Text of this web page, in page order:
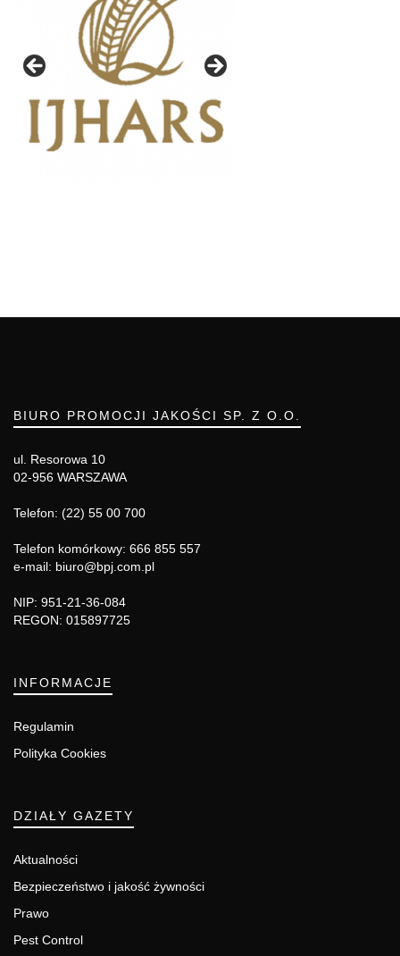
BIURO PROMOCJI JAKOŚCI SP. Z O.O.
ul. Resorowa 10
02-956 WARSZAWA
Telefon: (22) 55 00 700
Telefon komórkowy: 666 855 557
e-mail: biuro@bpj.com.pl
NIP: 951-21-36-084
REGON: 015897725
INFORMACJE
Regulamin
Polityka Cookies
DZIAŁY GAZETY
Aktualności
Bezpieczeństwo i jakość żywności
Prawo
Pest Control